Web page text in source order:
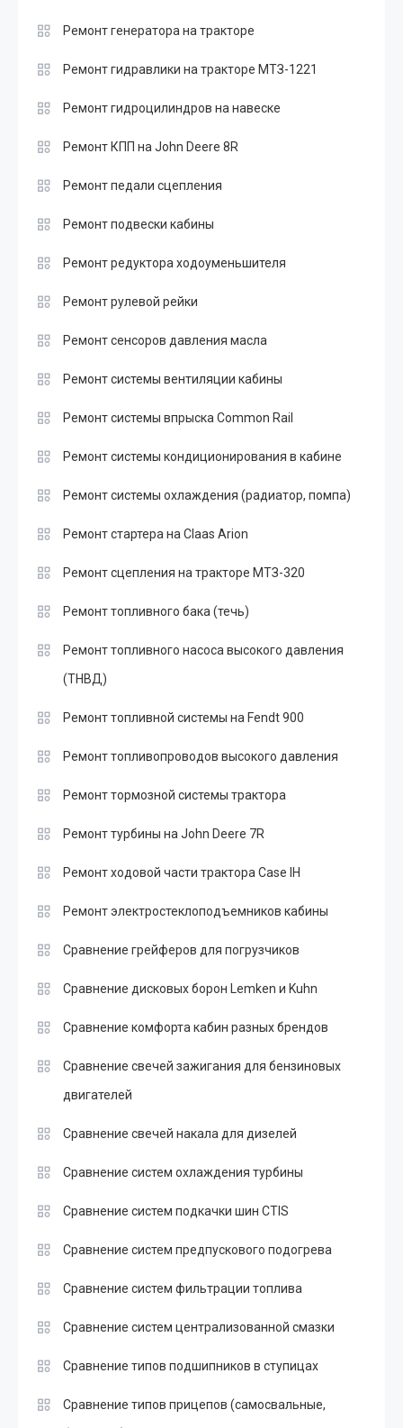
Ремонт генератора на тракторе
Ремонт гидравлики на тракторе МТЗ-1221
Ремонт гидроцилиндров на навеске
Ремонт КПП на John Deere 8R
Ремонт педали сцепления
Ремонт подвески кабины
Ремонт редуктора ходоуменьшителя
Ремонт рулевой рейки
Ремонт сенсоров давления масла
Ремонт системы вентиляции кабины
Ремонт системы впрыска Common Rail
Ремонт системы кондиционирования в кабине
Ремонт системы охлаждения (радиатор, помпа)
Ремонт стартера на Claas Arion
Ремонт сцепления на тракторе МТЗ-320
Ремонт топливного бака (течь)
Ремонт топливного насоса высокого давления
(ТНВД)
Ремонт топливной системы на Fendt 900
Ремонт топливопроводов высокого давления
Ремонт тормозной системы трактора
Ремонт турбины на John Deere 7R
Ремонт ходовой части трактора Case IH
Ремонт электростеклоподъемников кабины
Сравнение грейферов для погрузчиков
Сравнение дисковых борон Lemken и Kuhn
Сравнение комфорта кабин разных брендов
Сравнение свечей зажигания для бензиновых
двигателей
Сравнение свечей накала для дизелей
Сравнение систем охлаждения турбины
Сравнение систем подкачки шин CTIS
Сравнение систем предпускового подогрева
Сравнение систем фильтрации топлива
Сравнение систем централизованной смазки
Сравнение типов подшипников в ступицах
Сравнение типов прицепов (самосвальные,